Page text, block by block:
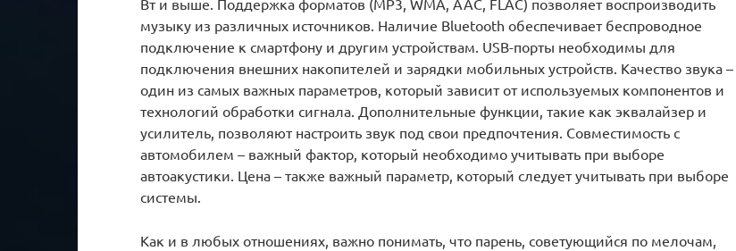
музыку из различных источников. Наличие Bluetooth обеспечивает беспроводное
подключение к смартфону и другим устройствам. USB-порты необходимы для
подключения внешних накопителей и зарядки мобильных устройств. Качество звука –
один из самых важных параметров, который зависит от используемых компонентов и
технологий обработки сигнала. Дополнительные функции, такие как эквалайзер и
усилитель, позволяют настроить звук под свои предпочтения. Совместимость с
автомобилем – важный фактор, который необходимо учитывать при выборе
автоакустики. Цена – также важный параметр, который следует учитывать при выборе
системы.
Как и в любых отношениях, важно понимать, что парень, советующийся по мелочам,